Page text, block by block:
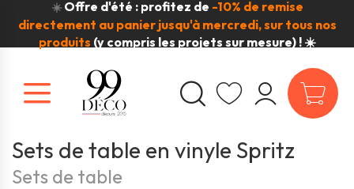
☀️ Offre d'été : profitez de -10% de remise
directement au panier jusqu'à mercredi, sur tous nos
produits (y compris les projets sur mesure) ! ☀️
Sets de table en vinyle Spritz
Sets de table